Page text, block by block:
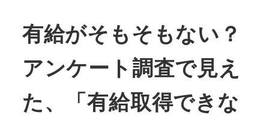
有給がそもそもない？
アンケート調査で見え
た、「有給取得できな